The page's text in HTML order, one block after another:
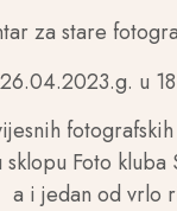
za stare
u
Foto
a i jedan od vrlo